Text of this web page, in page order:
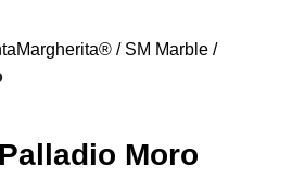
SM Marble
Moro